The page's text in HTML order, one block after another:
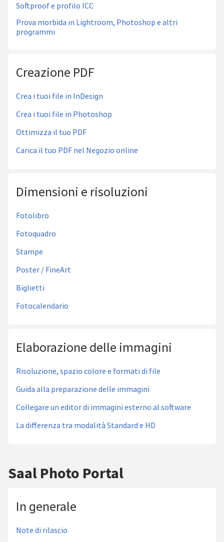
Softproof e profilo ICC
Prova morbida in Lightroom, Photoshop e altri
programmi
Creazione PDF
Crea i tuoi file in InDesign
Crea i tuoi file in Photoshop
Ottimizza il tuo PDF
Carica il tuo PDF nel Negozio online
Dimensioni e risoluzioni
Fotolibro
Fotoquadro
Stampe
Poster / FineArt
Biglietti
Fotocalendario
Elaborazione delle immagini
Risoluzione, spazio colore e formati di file
Guida alla preparazione delle immagini
Collegare un editor di immagini esterno al software
La differenza tra modalità Standard e HD
Saal Photo Portal
In generale
Note di rilascio